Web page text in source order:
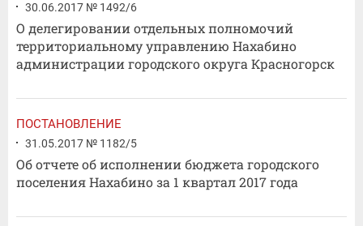
30.06.2017 № 1492/6
О делегировании отдельных полномочий
территориальному управлению Нахабино
администрации городского округа Красногорск
ПОСТАНОВЛЕНИЕ
31.05.2017 № 1182/5
Об отчете об исполнении бюджета городского
поселения Нахабино за 1 квартал 2017 года